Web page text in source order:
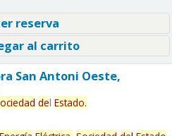
reserva
al carrito
San Antoni Oeste,
del Estado.